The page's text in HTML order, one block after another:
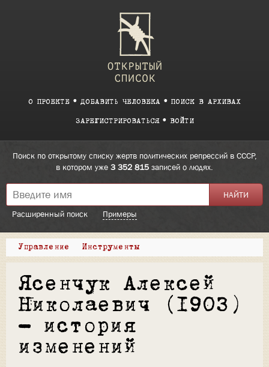
О ПРОЕКТЕ ДОБАВИТЬ ЧЕЛОВЕКА ПОИСК В АРХИВАХ
ЗАРЕГИСТРИРОВАТЬСЯ ВОЙТИ
Поиск по открытому списку жертв политических репрессий в СССР,
в котором уже 3 352 815 записей о людях.
Расширенный поиск Примеры
Управление Инструменты
Ясенчук Алексей
Николаевич (1903)
— история
изменений